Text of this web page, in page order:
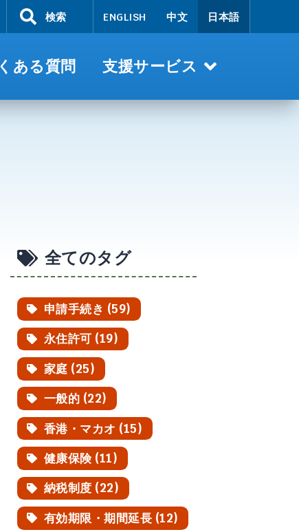
検索 ENGLISH 中文 日本語
ある質問 支援サービス
全てのタグ
申請手続き (59)
永住許可 (19)
家庭 (25)
一般的 (22)
香港・マカオ (15)
健康保険 (11)
納税制度 (22)
有効期限・期間延長 (12)